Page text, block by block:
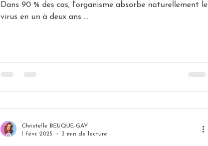
Dans 90 % des cas, l'organisme absorbe naturellement le
virus en un à deux ans ...
Christelle BEUQUE-GAY
1 févr. 2025
3 min de lecture